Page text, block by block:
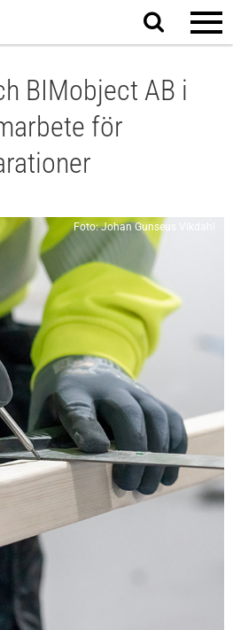
Sök
på
BIMobject AB i
för
Foto: Johan Gunseus Vikdahl